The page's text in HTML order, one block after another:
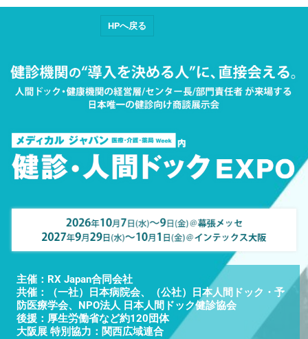
HPへ戻る
主催：RX Japan合同会社
共催：（一社）日本病院会、（公社）日本人間ドック・予
防医療学会、NPO法人 日本人間ドック健診協会
後援：厚生労働省など約120団体
大阪展 特別協力：関西広域連合